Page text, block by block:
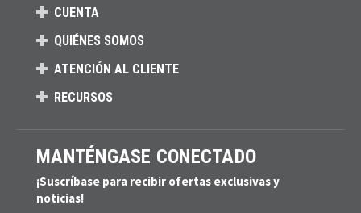
CUENTA
QUIÉNES SOMOS
ATENCIÓN AL CLIENTE
RECURSOS
MANTÉNGASE CONECTADO
¡Suscríbase para recibir ofertas exclusivas y
noticias!